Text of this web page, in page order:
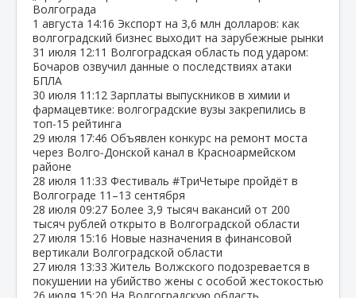
Волгограда
1 августа 14:16 Экспорт на 3,6 млн долларов: как
волгоградский бизнес выходит на зарубежные рынки
31 июля 12:11 Волгоградская область под ударом:
Бочаров озвучил данные о последствиях атаки
БПЛА
30 июля 11:12 Зарплаты выпускников в химии и
фармацевтике: волгоградские вузы закрепились в
топ‑15 рейтинга
29 июля 17:46 Объявлен конкурс на ремонт моста
через Волго‑Донской канал в Красноармейском
районе
28 июля 11:33 Фестиваль #ТриЧетыре пройдёт в
Волгограде 11–13 сентября
28 июля 09:27 Более 3,9 тысяч вакансий от 200
тысяч рублей открыто в Волгоградской области
27 июля 15:16 Новые назначения в финансовой
вертикали Волгоградской области
27 июля 13:33 Житель Волжского подозревается в
покушении на убийство жены с особой жестокостью